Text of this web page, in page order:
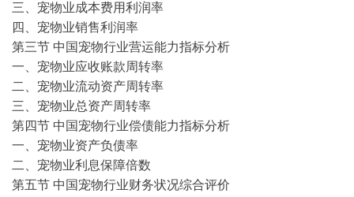
三、宠物业成本费用利润率
四、宠物业销售利润率
第三节 中国宠物行业营运能力指标分析
一、宠物业应收账款周转率
二、宠物业流动资产周转率
三、宠物业总资产周转率
第四节 中国宠物行业偿债能力指标分析
一、宠物业资产负债率
二、宠物业利息保障倍数
第五节 中国宠物行业财务状况综合评价